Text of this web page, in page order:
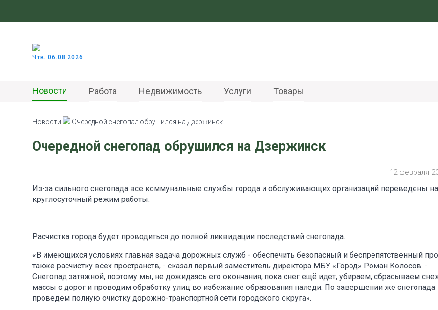
Чтв. 06.08.2026
Новости Работа Недвижимость Услуги Товары
Новости Очередной снегопад обрушился на Дзержинск
Очередной снегопад обрушился на Дзержинск
12 февраля
Из-за сильного снегопада все коммунальные службы города и обслуживающих организаций переведены на
круглосуточный режим работы.
Расчистка города будет проводиться до полной ликвидации последствий снегопада.
«В имеющихся условиях главная задача дорожных служб - обеспечить безопасный и беспрепятственный
также расчистку всех пространств, - сказал первый заместитель директора МБУ «Город» Роман Колосов. -
Снегопад затяжной, поэтому мы, не дожидаясь его окончания, пока снег ещё идет, убираем, сбрасываем
массы с дорог и проводим обработку улиц во избежание образования наледи. По завершении же
проведем полную очистку дорожно-транспортной сети городского округа».